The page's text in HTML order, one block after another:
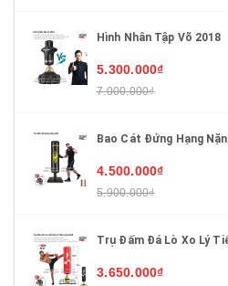
Hình Nhân Tập Võ 2018
5.300.000₫
7.000.000₫
Bao Cát Đứng Hạng
4.500.000₫
5.900.000₫
Trụ Đấm Đá Lò Xo Lý
3.650.000₫